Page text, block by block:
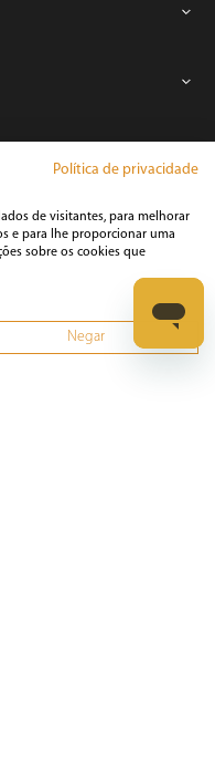
Política de privacidade
de visitantes, para melhorar
e para lhe proporcionar uma
sobre os cookies que
Negar